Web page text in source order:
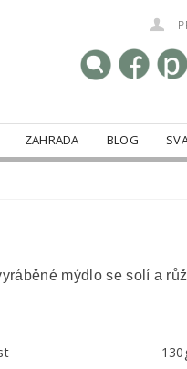
ZAHRADA BLOG
mýdlo se solí a